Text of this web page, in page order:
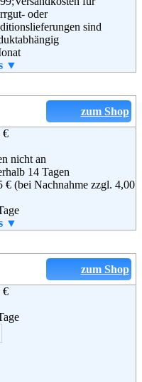
versand.com
oder
sind
GmbH
24
Unterföhring
- 00 10 20
2-3.tv
▼
zum Shop
€
nicht an
14 Tagen
€ (bei Nachnahme zzgl. 4,00
einem Warenwert von 40 €.
KG
Berlin
▼
zum Shop
€